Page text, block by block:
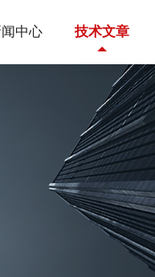
中心 技术文章